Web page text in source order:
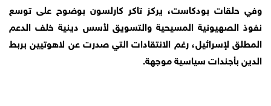
وفي حلقات بودكاست، يركز تاكر كارلسون بوضوح على توسع
نفوذ الصهيونية المسيحية والتسويق لأسس دينية خلف الدعم
المطلق لإسرائيل، رغم الانتقادات التي صدرت عن لاهوتيين بربط
الدين بأجندات سياسية موجهة.